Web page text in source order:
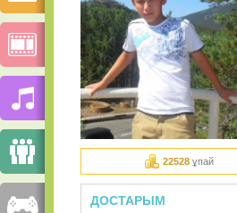
22528ұпай
ДОСТАРЫМ